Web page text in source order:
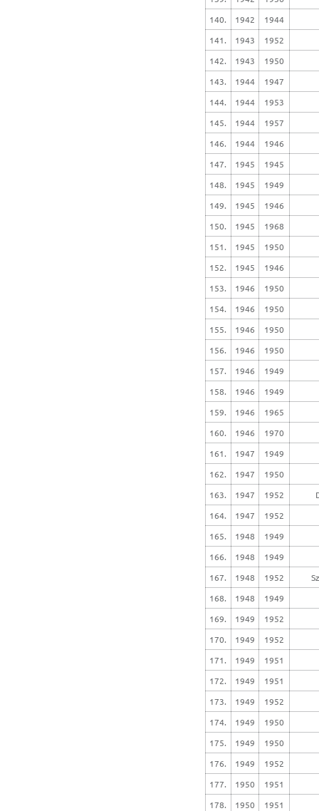
140.
1942
1944
141.
1943
1952
142.
1943
1950
143.
1944
1947
144.
1944
1953
145.
1944
1957
146.
1944
1946
147.
1945
1945
148.
1945
1949
149.
1945
1946
150.
1945
1968
151.
1945
1950
152.
1945
1946
153.
1946
1950
154.
1946
1950
155.
1946
1950
156.
1946
1950
157.
1946
1949
158.
1946
1949
159.
1946
1965
160.
1946
1970
161.
1947
1949
162.
1947
1950
163.
1947 1952
164.
1947
1952
165.
1948
1949
166.
1948
1949
167.
1948 1952
168.
1948
1949
169.
1949
1952
170.
1949
1952
171.
1949
1951
172.
1949
1951
173.
1949
1952
174.
1949
1950
175.
1949
1950
176.
1949
1952
177.
1950
1951
178.
1950
1951